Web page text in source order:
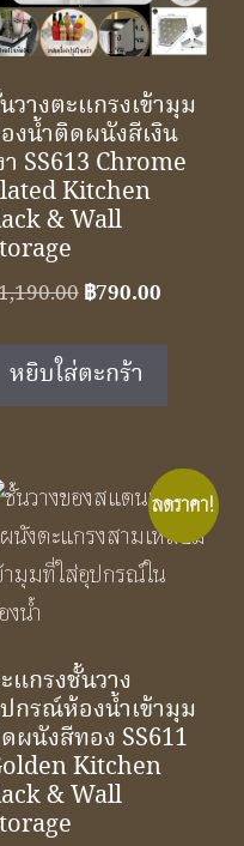
วางตะแกรงเข้ามุม
งน้ำติดผนังสีเงิน
า SS613 Chrome
Kitchen
& Wall
Original
was:
฿1,190.00.
฿790.00Current
หยิบใส่ตะกร้า
ลดราคา!
แกรงชั้นวาง
กรณ์ห้องน้ำเข้ามุม
ผนังสีทอง SS611
Kitchen
& Wall